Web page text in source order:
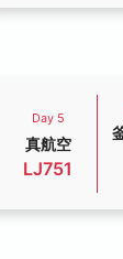
Day 5
真航空
LJ751